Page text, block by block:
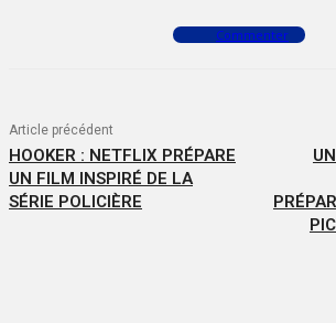
Commenter
Article précédent
HOOKER : NETFLIX PRÉPARE
UN FILM INSPIRÉ DE LA
SÉRIE POLICIÈRE